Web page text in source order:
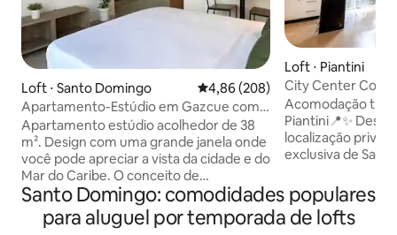
Loft ⋅ Santo Domingo 4,86 de uma avaliação média de
4,86 (208)
Apartamento-Estúdio em Gazcue com
bela vista para o mar
Apartamento estúdio acolhedor de 38
m². Design com uma grande janela onde
você pode apreciar a vista da cidade e do
Mar do Caribe. O conceito de
apartamento-estúdio caracteriza-se
como um espaço unificado onde a
cozinha, a sala de estar, a sala de jantar e
Loft ⋅ Piantini
City Center
Piantini
Acomodação
Piantini📍✨ Desfrute de conforto e uma
localização
exclusiva de
Netflix, fogão,
e panela, além
elevador,
Santo Domingo: comodidades populares
para aluguel por temporada de lofts